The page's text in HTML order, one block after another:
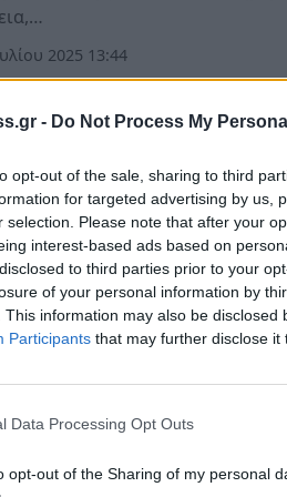
- Do Not Process My
opt-out of the sale, sharing to third
for targeted advertising by us,
selection. Please note that after your
interest-based ads based on
to third parties prior to your
of your personal information by
This information may also be disclosed
Participants that may further disclose it
Data Processing Opt Outs
opt-out of the Sharing of my personal
2025 13:44
Βουβή η εστίαση που
τον Γιώργο και τον
φόρος τιμής, αποστολή
παιδιών και αύριο 08-
εστίασης
2025 20:18
καφές στην
οι επιχειρηματίες